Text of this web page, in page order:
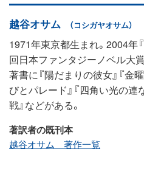
越谷オサム （コシガヤオサム）
1971年東京都生まれ。2004年
回日本ファンタジーノベル大
著書に『陽だまりの彼女』『金
びとパレード』『四角い光の連
戦』などがある。
著訳者の既刊本
越谷オサム 著作一覧